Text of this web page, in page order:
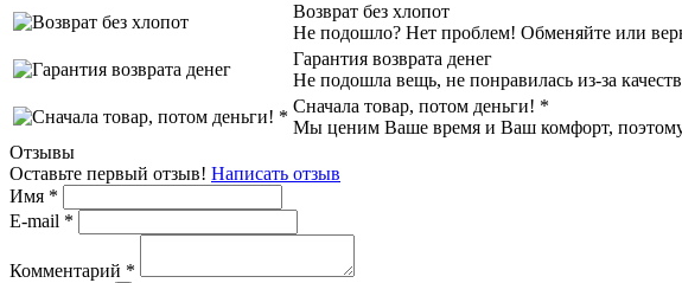
Возврат без хлопот
Не подошло? Нет проблем! Обменяйте или
Гарантия возврата денег
Не подошла вещь, не понравилась из-за
Сначала товар, потом деньги! *
Мы ценим Ваше время и Ваш комфорт, поэтому
Отзывы
Оставьте первый отзыв! Написать отзыв
Имя *
E-mail *
Комментарий *